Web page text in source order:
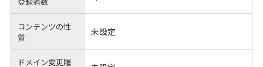
コンテンツの性
質
未設定
ドメイン変更履